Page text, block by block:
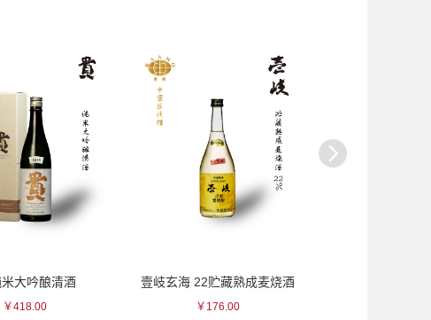
大吟酿清酒
￥418.00
壹岐玄海 22贮藏熟成麦烧酒
￥176.00